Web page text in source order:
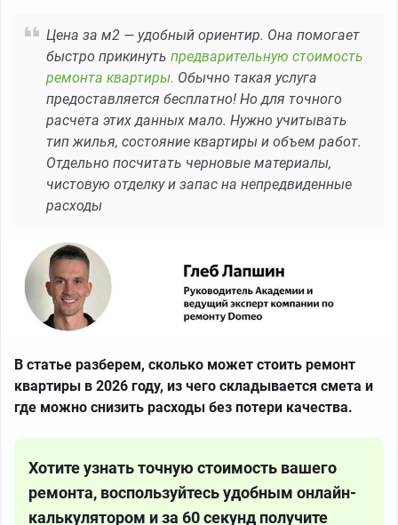
Цена за м2 — удобный ориентир. Она помогает
быстро прикинуть предварительную стоимость
ремонта квартиры. Обычно такая услуга
предоставляется бесплатно! Но для точного
расчета этих данных мало. Нужно учитывать
тип жилья, состояние квартиры и объем работ.
Отдельно посчитать черновые материалы,
чистовую отделку и запас на непредвиденные
расходы
В статье разберем, сколько может стоить ремонт
квартиры в 2026 году, из чего складывается смета и
где можно снизить расходы без потери качества.
Хотите узнать точную стоимость вашего
ремонта, воспользуйтесь удобным онлайн-
калькулятором и за 60 секунд получите